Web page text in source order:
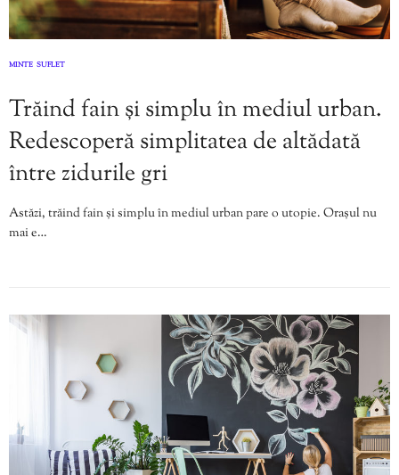
MINTE SUFLET
Trăind fain și simplu în mediul urban.
Redescoperă simplitatea de altădată
între zidurile gri
Astăzi, trăind fain și simplu în mediul urban pare o utopie. Orașul nu
mai e…